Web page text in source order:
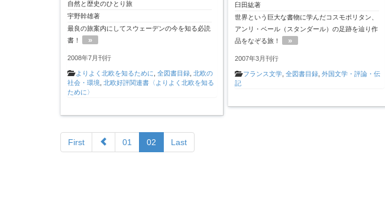
自然と歴史のひとり旅
宇野幹雄著
最良の旅案内にしてスウェーデンの今を知る必読
書！
»
2008年7月刊行
よりよく北欧を知るために 全図書目録 北欧の
社会・環境 北欧好評関連書〈よりよく北欧を知る
ために〉
臼田紘著
世界という巨大な書物に学んだコスモポリタン、
アンリ・ベール（スタンダール）の足跡を辿り作
品をなぞる旅！
»
2007年3月刊行
フランス文学, 全図書目録, 外国文学・評論・伝
記
First 01 02 Last